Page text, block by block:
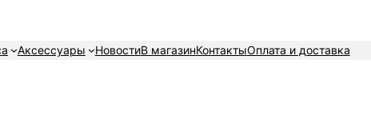
Аксессуары НовостиВ магазинКонтактыОплата и доставка